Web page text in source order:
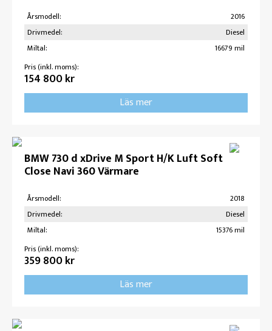
Årsmodell:
2016
Drivmedel:
Diesel
Miltal:
16679 mil
Pris (inkl. moms):
154 800 kr
Läs mer
BMW 730 d xDrive M Sport H/K Luft Soft
Close Navi 360 Värmare
Årsmodell:
2018
Drivmedel:
Diesel
Miltal:
15376 mil
Pris (inkl. moms):
359 800 kr
Läs mer